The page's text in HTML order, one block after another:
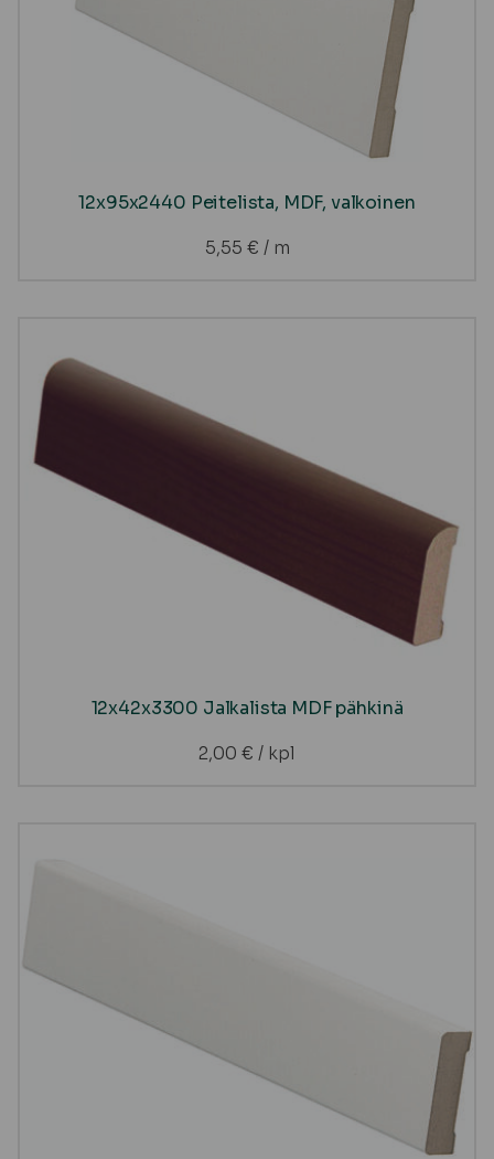
12x95x2440 Peitelista, MDF, valkoinen
5,55 € / m
12x42x3300 Jalkalista MDF pähkinä
2,00 € / kpl